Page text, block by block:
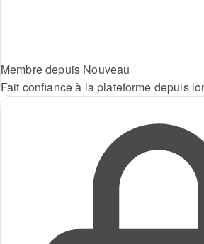
Membre depuis Nouveau
Fait confiance à la plateforme depuis